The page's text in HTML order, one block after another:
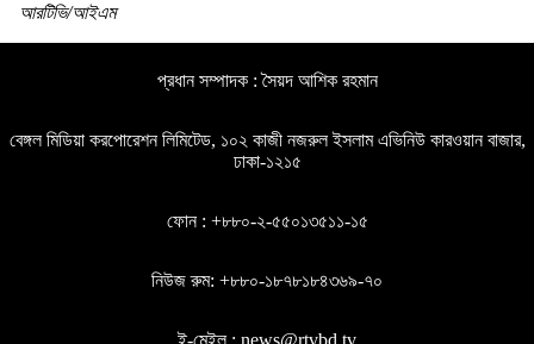
আরটিভি/আইএম
প্রধান সম্পাদক : সৈয়দ আশিক রহমান
বেঙ্গল মিডিয়া করপোরেশন লিমিটেড, ১০২ কাজী নজরুল ইসলাম এভিনিউ কারওয়ান বাজার,
ঢাকা-১২১৫
ফোন : +৮৮০-২-৫৫০১৩৫১১-১৫
নিউজ রুম: +৮৮০-১৮৭৮১৮৪৩৬৯-৭০
ই-মেইল : news@rtvbd.tv